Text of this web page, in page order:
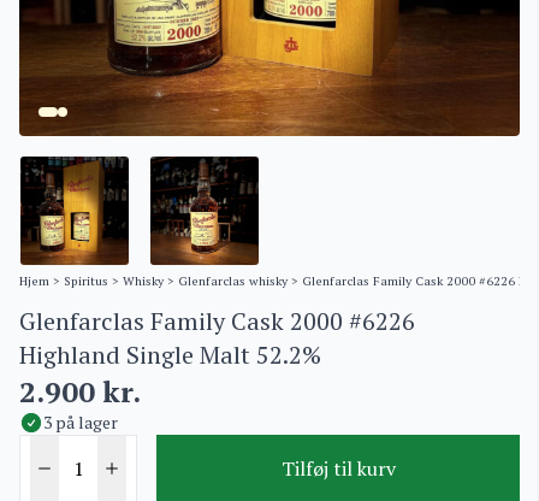
Hjem > Spiritus > Whisky> Glenfarclas whisky> Glenfarclas Family Cask 2000 #6226
Glenfarclas Family Cask 2000 #6226
Highland Single Malt 52.2%
2.900kr.
3 på lager
Tilføj til kurv